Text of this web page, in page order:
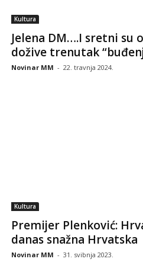
Kultura
Jelena DM….I sretni su
dožive trenutak
Novinar MM - 22. travnja 2024.
Kultura
Premijer Plenković:
danas snažna Hrvatska
Novinar MM - 31. svibnja 2023.